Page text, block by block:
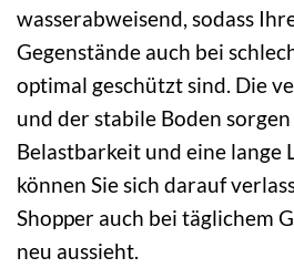
wasserabweisend, sodass
Gegenstände auch bei
optimal geschützt sind. Die
und der stabile Boden
Belastbarkeit und eine lange
können Sie sich darauf
Shopper auch bei täglichem
neu aussieht.